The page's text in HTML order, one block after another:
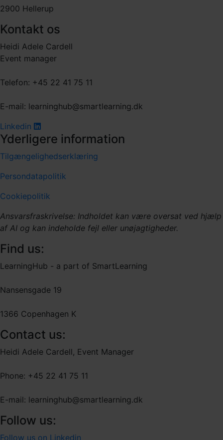
2900 Hellerup
Kontakt os
Heidi Adele Cardell
Event manager
Telefon: +45 22 41 75 11
E-mail: learninghub@smartlearning.dk
Linkedin
Yderligere information
Tilgængelighedserklæring
Persondatapolitik
Cookiepolitik
Ansvarsfraskrivelse: Indholdet kan være oversat ved hjælp
af AI og kan indeholde fejl eller unøjagtigheder.
Find us:
LearningHub - a part of SmartLearning
Nansensgade 19
1366 Copenhagen K
Contact us:
Heidi Adele Cardell, Event Manager
Phone: +45 22 41 75 11
E-mail: learninghub@smartlearning.dk
Follow us:
Follow us on Linkedin